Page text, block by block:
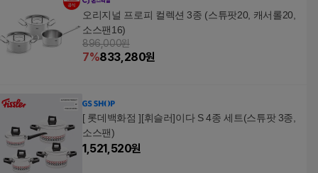
오리지널 프로피 컬렉션 3종 (스튜팟20, 캐서롤20,
소스팬16)
896,000원
7%833,280원
[ 롯데백화점 ][휘슬러]이다 S 4종 세트(스튜팟 3종,
소스팬)
1,521,520원